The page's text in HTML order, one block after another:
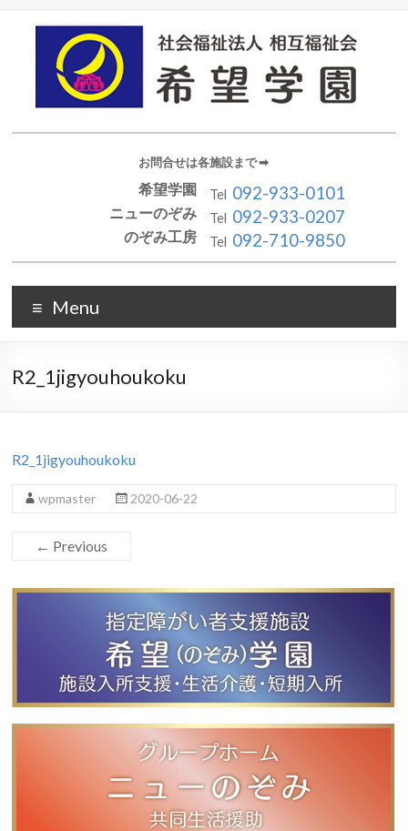
お問合せは各施設まで ➡︎
希望学園Tel 092-933-0101
ニューのぞみTel 092-933-0207
のぞみ工房Tel 092-710-9850
Menu
R2_1jigyouhoukoku
R2_1jigyouhoukoku
wpmaster 2020-06-22
← Previous